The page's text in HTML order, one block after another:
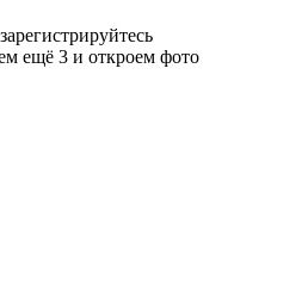
ещё 3 и откроем фото